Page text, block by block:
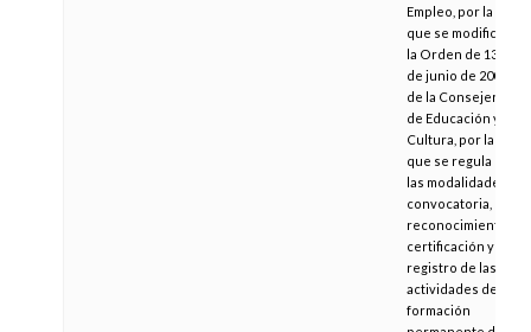
Empleo, por la
que se modifica
la Orden de 13
de junio de 2005,
de la Consejería
de Educación y
Cultura, por la
que se regula
las modalidades,
convocatoria,
reconocimiento,
certificación y
registro de las
actividades de
formación